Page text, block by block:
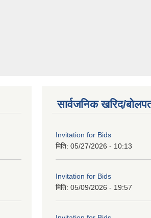
सार्वजनिक खरिद/
Invitation for Bids
मिति: 05/27/2026 - 10:13
Invitation for Bids
मिति: 05/09/2026 - 19:57